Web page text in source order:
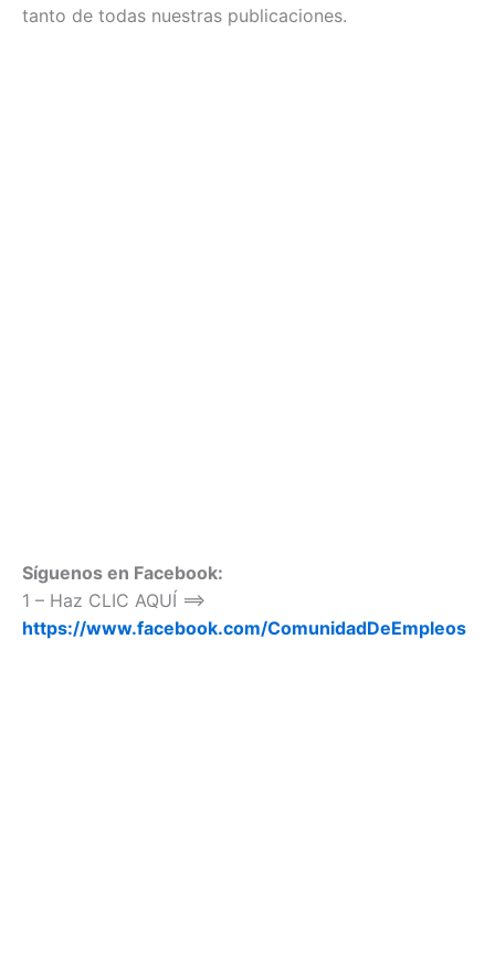
tanto de todas nuestras publicaciones.
Síguenos en Facebook:
1 – Haz CLIC AQUÍ ==>
https://www.facebook.com/ComunidadDeEmpleos